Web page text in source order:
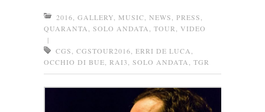
2016, GALLERY, MUSIC, NEWS, PRESS,
QUARANTA, SOLO ANDATA, TOUR, VIDEO
|
CGS, CGSTOUR2016, ERRI DE LUCA,
OCCHIO DI BUE, RAI3, SOLO ANDATA, TGR